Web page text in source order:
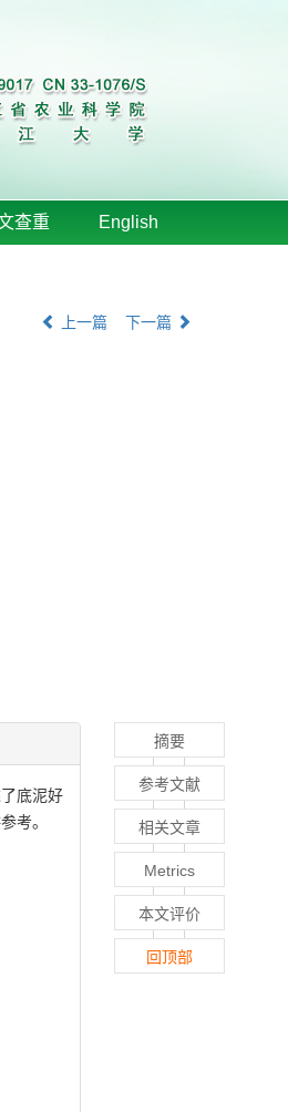
查重 English
上一篇 下一篇
底泥好
考。
摘要
参考文献
相关文章
Metrics
本文评价
回顶部